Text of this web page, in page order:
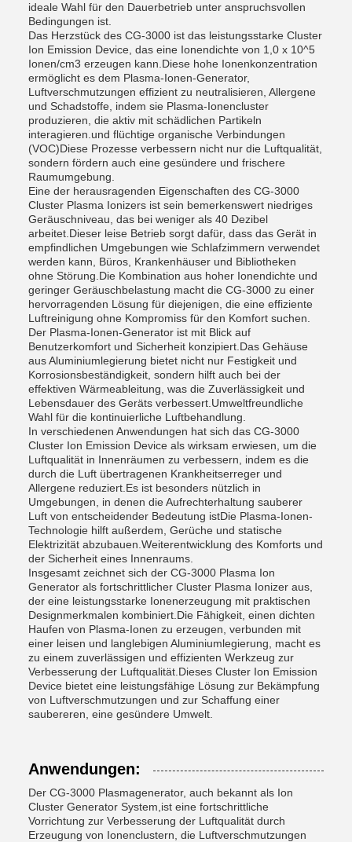
ideale Wahl für den Dauerbetrieb unter anspruchsvollen
Bedingungen ist.
Das Herzstück des CG-3000 ist das leistungsstarke Cluster
Ion Emission Device, das eine Ionendichte von 1,0 x 10^5
Ionen/cm3 erzeugen kann.Diese hohe Ionenkonzentration
ermöglicht es dem Plasma-Ionen-Generator,
Luftverschmutzungen effizient zu neutralisieren, Allergene
und Schadstoffe, indem sie Plasma-Ionencluster
produzieren, die aktiv mit schädlichen Partikeln
interagieren.und flüchtige organische Verbindungen
(VOC)Diese Prozesse verbessern nicht nur die Luftqualität,
sondern fördern auch eine gesündere und frischere
Raumumgebung.
Eine der herausragenden Eigenschaften des CG-3000
Cluster Plasma Ionizers ist sein bemerkenswert niedriges
Geräuschniveau, das bei weniger als 40 Dezibel
arbeitet.Dieser leise Betrieb sorgt dafür, dass das Gerät in
empfindlichen Umgebungen wie Schlafzimmern verwendet
werden kann, Büros, Krankenhäuser und Bibliotheken
ohne Störung.Die Kombination aus hoher Ionendichte und
geringer Geräuschbelastung macht die CG-3000 zu einer
hervorragenden Lösung für diejenigen, die eine effiziente
Luftreinigung ohne Kompromiss für den Komfort suchen.
Der Plasma-Ionen-Generator ist mit Blick auf
Benutzerkomfort und Sicherheit konzipiert.Das Gehäuse
aus Aluminiumlegierung bietet nicht nur Festigkeit und
Korrosionsbeständigkeit, sondern hilft auch bei der
effektiven Wärmeableitung, was die Zuverlässigkeit und
Lebensdauer des Geräts verbessert.Umweltfreundliche
Wahl für die kontinuierliche Luftbehandlung.
In verschiedenen Anwendungen hat sich das CG-3000
Cluster Ion Emission Device als wirksam erwiesen, um die
Luftqualität in Innenräumen zu verbessern, indem es die
durch die Luft übertragenen Krankheitserreger und
Allergene reduziert.Es ist besonders nützlich in
Umgebungen, in denen die Aufrechterhaltung sauberer
Luft von entscheidender Bedeutung istDie Plasma-Ionen-
Technologie hilft außerdem, Gerüche und statische
Elektrizität abzubauen.Weiterentwicklung des Komforts und
der Sicherheit eines Innenraums.
Insgesamt zeichnet sich der CG-3000 Plasma Ion
Generator als fortschrittlicher Cluster Plasma Ionizer aus,
der eine leistungsstarke Ionenerzeugung mit praktischen
Designmerkmalen kombiniert.Die Fähigkeit, einen dichten
Haufen von Plasma-Ionen zu erzeugen, verbunden mit
einer leisen und langlebigen Aluminiumlegierung, macht es
zu einem zuverlässigen und effizienten Werkzeug zur
Verbesserung der Luftqualität.Dieses Cluster Ion Emission
Device bietet eine leistungsfähige Lösung zur Bekämpfung
von Luftverschmutzungen und zur Schaffung einer
saubereren, eine gesündere Umwelt.
Anwendungen:
Der CG-3000 Plasmagenerator, auch bekannt als Ion
Cluster Generator System,ist eine fortschrittliche
Vorrichtung zur Verbesserung der Luftqualität durch
Erzeugung von Ionenclustern, die Luftverschmutzungen